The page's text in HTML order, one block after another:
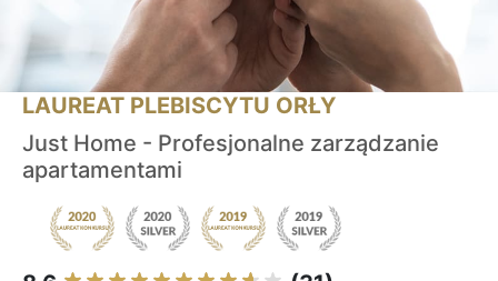
LAUREAT PLEBISCYTU ORŁY
Just Home - Profesjonalne zarządzanie
apartamentami